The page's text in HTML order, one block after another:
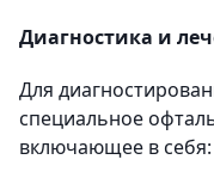
Диагностика и
Для
специальное
включающее в себя: